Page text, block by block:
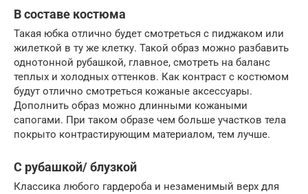
В составе костюма
Такая юбка отлично будет смотреться с пиджаком или
жилеткой в ту же клетку. Такой образ можно разбавить
однотонной рубашкой, главное, смотреть на баланс
теплых и холодных оттенков. Как контраст с костюмом
будут отлично смотреться кожаные аксессуары.
Дополнить образ можно длинными кожаными
сапогами. При таком образе чем больше участков тела
покрыто контрастирующим материалом, тем лучше.
С рубашкой/ блузкой
Классика любого гардероба и незаменимый верх для